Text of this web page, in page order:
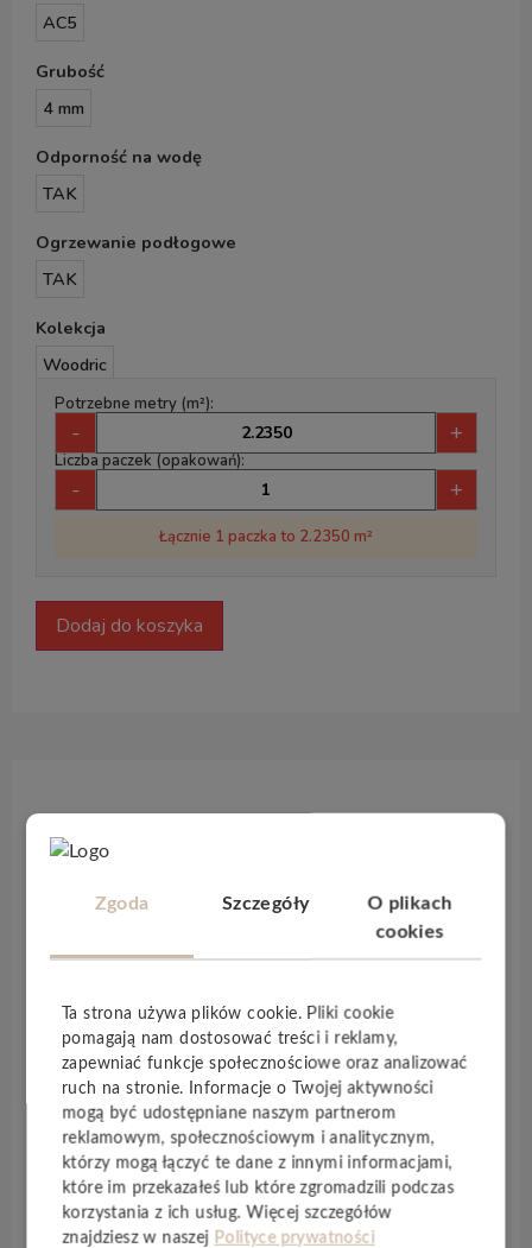
AC5
Grubość
4 mm
Odporność na wodę
TAK
Ogrzewanie podłogowe
TAK
Kolekcja
Woodric
Potrzebne metry (m²):
- +
Liczba paczek (opakowań):
- +
Łącznie 1 paczka to 2.2350 m²
Dodaj do koszyka
Opis produktu
to dosłownie niepowtarzalne panele. Piękne
jak drewno, praktyczne jak płytki ceramiczne, panele
stworzone z najwyższą starannością. Są ciepłe i miłe
w dotyku, ze hiperrealistyczną strukturą
prawdziwego drewna. Wykonane z połączenia
naturalnych minerałów i nowoczesnych polimerów,
tworzą wyjątkowo trwałą i w100% wodoodporną
podłogę. Dzięki wysokiej gęstości mineralnemu
rdzeniowi sąidealne na ogrzewanie podłogowe
Dzięki stabilności wymiarów mogą być stosowane w
nasłonecznionych pomieszczeniach, nawet 200m2
Zgoda Szczegóły
O plikach
cookies
Ta strona używa plików cookie. Pliki cookie
pomagają nam dostosować treści i reklamy,
zapewniać funkcje społecznościowe oraz analizować
ruch na stronie. Informacje o Twojej aktywności
mogą być udostępniane naszym partnerom
reklamowym, społecznościowym i analitycznym,
którzy mogą łączyć te dane z innymi informacjami,
które im przekazałeś lub które zgromadzili podczas
korzystania z ich usług. Więcej szczegółów
znajdziesz w naszej Polityce prywatności